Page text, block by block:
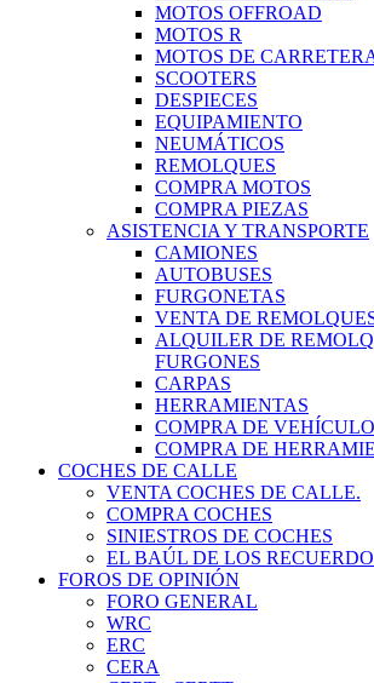
MOTOS OFFROAD
MOTOS R
MOTOS DE
SCOOTERS
DESPIECES
EQUIPAMIENTO
NEUMÁTICOS
REMOLQUES
COMPRA MOTOS
COMPRA PIEZAS
ASISTENCIA Y TRANSPORTE
CAMIONES
AUTOBUSES
FURGONETAS
VENTA DE
ALQUILER DE
FURGONES
CARPAS
HERRAMIENTAS
COMPRA DE
COMPRA DE
COCHES DE CALLE
VENTA COCHES DE CALLE.
COMPRA COCHES
SINIESTROS DE COCHES
EL BAÚL DE LOS
FOROS DE OPINIÓN
FORO GENERAL
WRC
ERC
CERA